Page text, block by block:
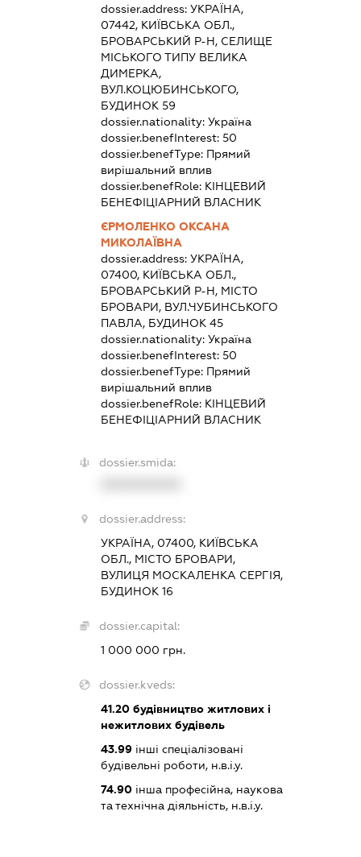
dossier.address: УКРАЇНА,
07442, КИЇВСЬКА ОБЛ.,
БРОВАРСЬКИЙ Р-Н, СЕЛИЩЕ
МІСЬКОГО ТИПУ ВЕЛИКА
ДИМЕРКА,
ВУЛ.КОЦЮБИНСЬКОГО,
БУДИНОК 59
dossier.nationality: Україна
dossier.benefInterest: 50
dossier.benefType: Прямий
вирішальний вплив
dossier.benefRole: КІНЦЕВИЙ
БЕНЕФІЦІАРНИЙ ВЛАСНИК
ЄРМОЛЕНКО ОКСАНА
МИКОЛАЇВНА
dossier.address: УКРАЇНА,
07400, КИЇВСЬКА ОБЛ.,
БРОВАРСЬКИЙ Р-Н, МІСТО
БРОВАРИ, ВУЛ.ЧУБИНСЬКОГО
ПАВЛА, БУДИНОК 45
dossier.nationality: Україна
dossier.benefInterest: 50
dossier.benefType: Прямий
вирішальний вплив
dossier.benefRole: КІНЦЕВИЙ
БЕНЕФІЦІАРНИЙ ВЛАСНИК
dossier.smida:
dossier.address:
УКРАЇНА, 07400, КИЇВСЬКА
ОБЛ., МІСТО БРОВАРИ,
ВУЛИЦЯ МОСКАЛЕНКА СЕРГІЯ,
БУДИНОК 16
dossier.capital:
1 000 000 грн.
dossier.kveds:
41.20будівництво житлових і
нежитлових будівель
43.99інші спеціалізовані
будівельні роботи, н.в.і.у.
74.90інша професійна, наукова
та технічна діяльність, н.в.і.у.